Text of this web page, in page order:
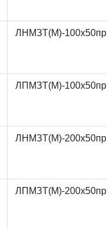
ЛНМЗТ(М)-100x50пр
ЛПМЗТ(М)-100x50пр
ЛНМЗТ(М)-200x50пр
ЛПМЗТ(М)-200x50пр